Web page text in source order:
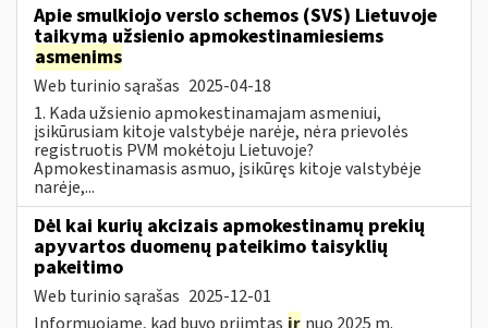
Apie smulkiojo verslo schemos (SVS) Lietuvoje
taikymą užsienio apmokestinamiesiems
asmenims
Web turinio sąrašas 2025-04-18
1. Kada užsienio apmokestinamajam asmeniui,
įsikūrusiam kitoje valstybėje narėje, nėra prievolės
registruotis PVM mokėtoju Lietuvoje?
Apmokestinamasis asmuo, įsikūręs kitoje valstybėje
narėje,...
Dėl kai kurių akcizais apmokestinamų prekių
apyvartos duomenų pateikimo taisyklių
pakeitimo
Web turinio sąrašas 2025-12-01
Informuojame, kad buvo priimtas ir nuo 2025 m.